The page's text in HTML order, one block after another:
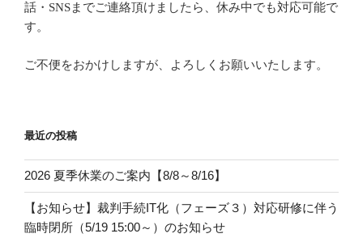
話・SNSまでご連絡頂けましたら、休み中でも対応可能で
す。
ご不便をおかけしますが、よろしくお願いいたします。
最近の投稿
2026 夏季休業のご案内【8/8～8/16】
【お知らせ】裁判手続IT化（フェーズ３）対応研修に伴う
臨時閉所（5/19 15:00～）のお知らせ